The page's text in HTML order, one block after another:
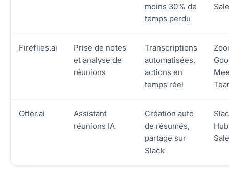
moins 30% de
temps perdu
Fireflies.ai
Prise de notes
et analyse de
réunions
Transcriptions
automatisées,
actions en
temps réel
Otter.ai
Assistant
réunions IA
Création auto
de résumés,
partage sur
Slack